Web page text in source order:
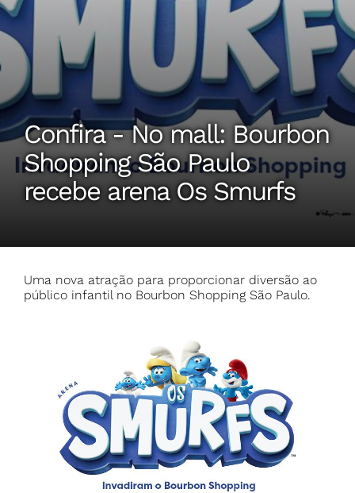
Confira - No mall: Bourbon
Shopping São Paulo
recebe arena Os Smurfs
Uma nova atração para proporcionar diversão ao
público infantil no Bourbon Shopping São Paulo.